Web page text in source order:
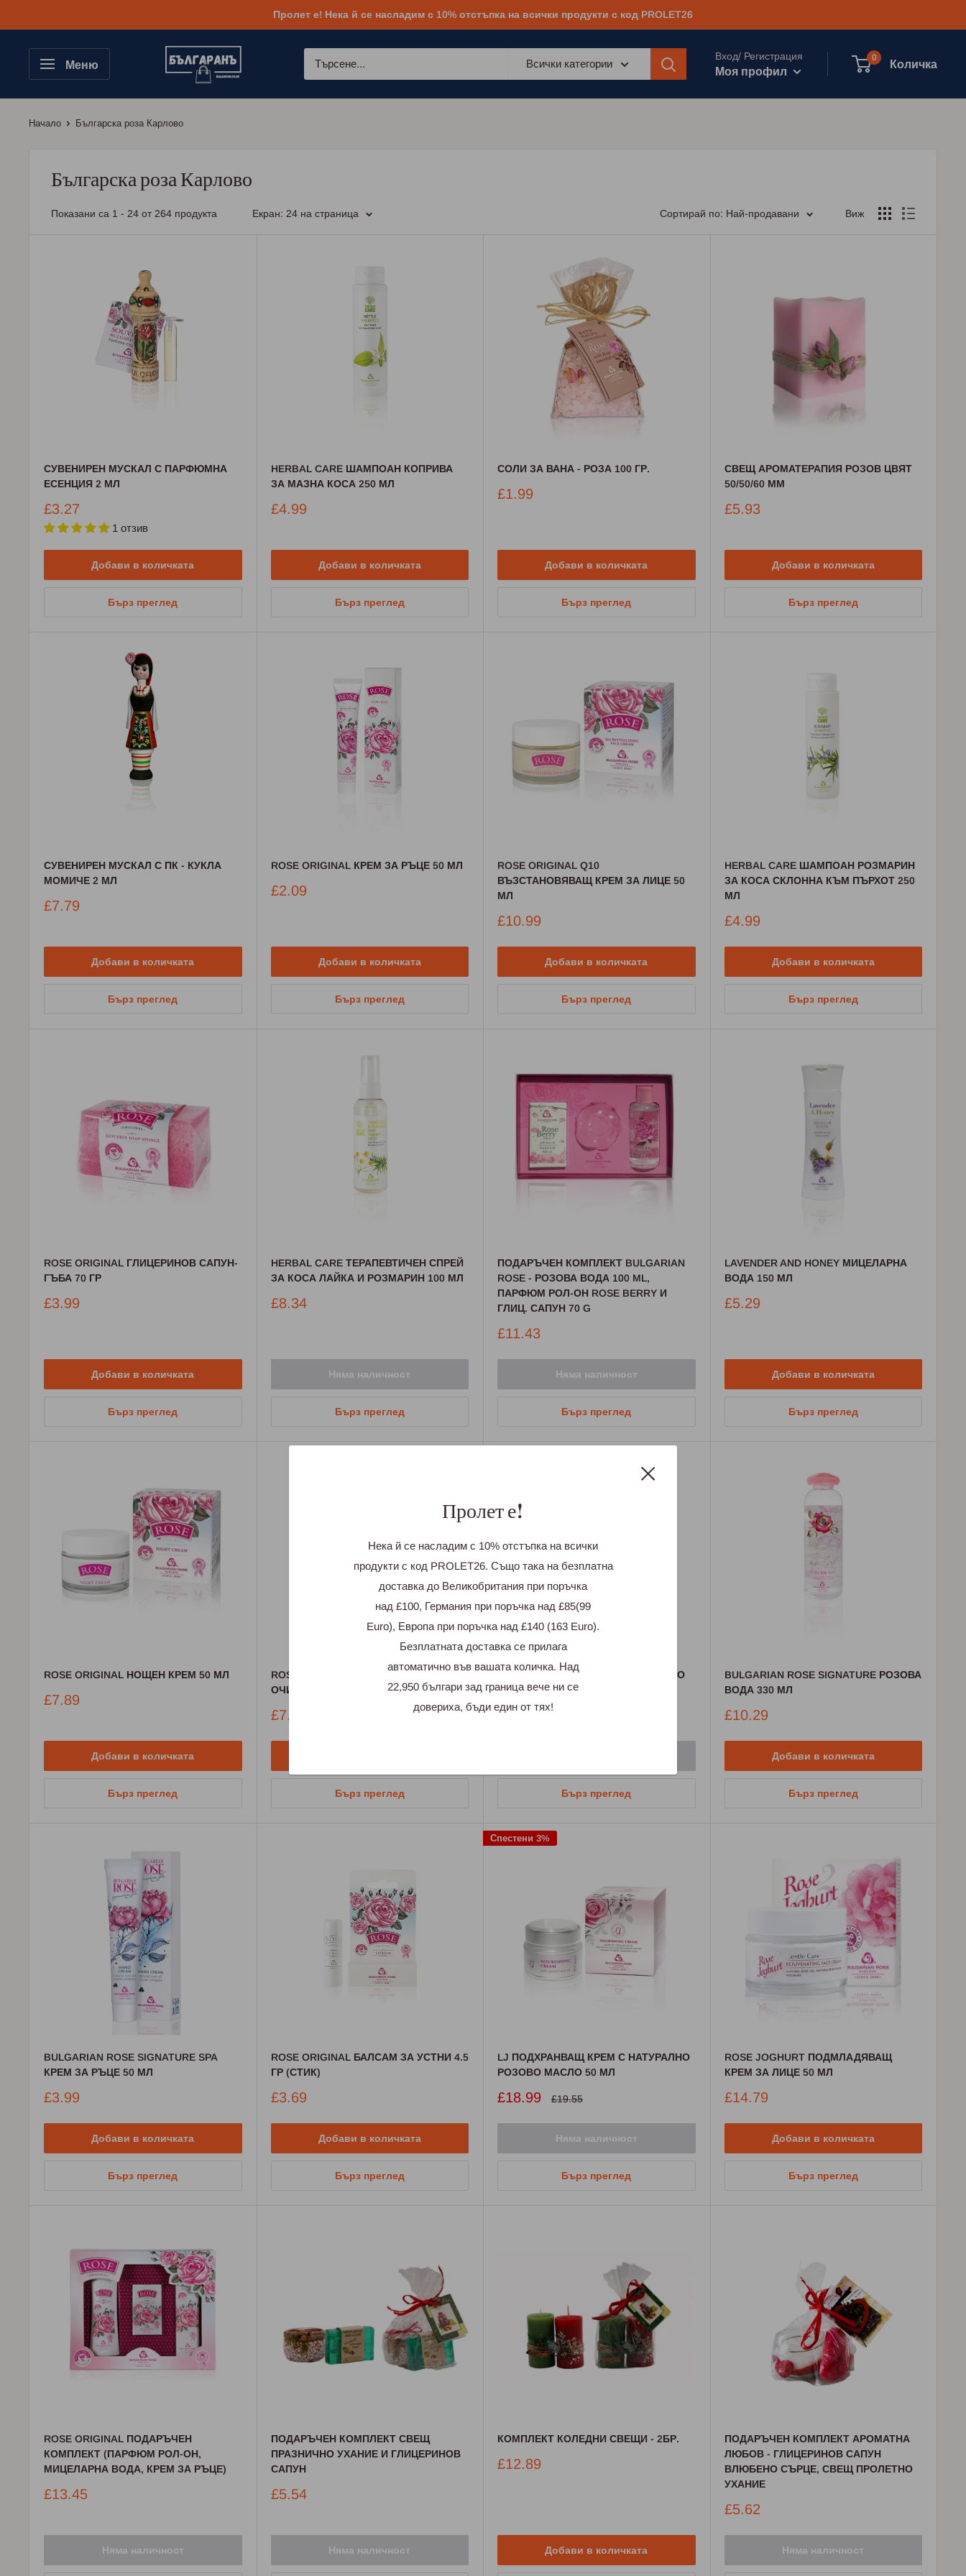
съдържанието
Пролет е! Нека й се насладим с 10% отстъпка на всички продукти с код PROLET26
Пролет е!
Нека й се насладим с 10% отстъпка на всички
продукти с код PROLET26. Също така на безплатна
доставка до Великобритания при поръчка
над £100, Германия при поръчка над £85(99
Euro), Европа при поръчка над £140 (163 Euro).
Безплатната доставка се прилага
автоматично във вашата количка. Над
22,950 българи зад граница вече ни се
довериха, бъди един от тях!
Меню Всички категории
Вход/ Регистрация
Моя профил
0
Количка
Начало Българска роза Карлово
Българска роза Карлово
Показани са 1 - 24 от 264 продукта Екран: 24 на страница Сортирай по: Най-продавани Виж
СУВЕНИРЕН МУСКАЛ С ПАРФЮМНА
ЕСЕНЦИЯ 2 МЛ
Промо
цена
£3.27
1 отзив
Добави в количката
Бърз преглед
HERBAL CARE ШАМПОАН КОПРИВА
ЗА МАЗНА КОСА 250 МЛ
Промо
£4.99
Добави в количката
Бърз преглед
СОЛИ ЗА ВАНА - РОЗА 100 ГР.
Промо
£1.99
Добави в количката
Бърз преглед
СВЕЩ АРОМАТЕРАПИЯ РОЗОВ ЦВЯТ
50/50/60 ММ
Промо
£5.93
Добави в количката
Бърз преглед
СУВЕНИРЕН МУСКАЛ С ПК - КУКЛА
МОМИЧЕ 2 МЛ
Промо
£7.79
Добави в количката
Бърз преглед
ROSE ORIGINAL КРЕМ ЗА РЪЦЕ 50 МЛ
Промо
£2.09
Добави в количката
Бърз преглед
ROSE ORIGINAL Q10
ВЪЗСТАНОВЯВАЩ КРЕМ ЗА ЛИЦЕ 50
МЛ
Промо
£10.99
Добави в количката
Бърз преглед
HERBAL CARE ШАМПОАН РОЗМАРИН
ЗА КОСА СКЛОННА КЪМ ПЪРХОТ 250
МЛ
Промо
£4.99
Добави в количката
Бърз преглед
ROSE ORIGINAL ГЛИЦЕРИНОВ САПУН-
ГЪБА 70 ГР
Промо
£3.99
Добави в количката
Бърз преглед
HERBAL CARE ТЕРАПЕВТИЧЕН СПРЕЙ
ЗА КОСА ЛАЙКА И РОЗМАРИН 100 МЛ
Промо
£8.34
Няма наличност
Бърз преглед
ПОДАРЪЧЕН КОМПЛЕКТ BULGARIAN
ROSE - РОЗОВА ВОДА 100 ML,
ПАРФЮМ РОЛ-ОН ROSE BERRY И
ГЛИЦ. САПУН 70 G
Промо
£11.43
Няма наличност
Бърз преглед
LAVENDER AND HONEY МИЦЕЛАРНА
ВОДА 150 МЛ
Промо
£5.29
Добави в количката
Бърз преглед
ROSE ORIGINAL НОЩЕН КРЕМ 50 МЛ
Промо
£7.89
Добави в количката
Бърз преглед
ROSE ORIGINAL Q10 КРЕМ ЗА ОКОЛО
ОЧИ 15 МЛ
Промо
£7.89
Бърз преглед
ROSE BERRY NATURE СЕРУМ ОКОЛО
ОЧИ 30 МЛ
Промо
£10.97
Бърз преглед
BULGARIAN ROSE SIGNATURE РОЗОВА
ВОДА 330 МЛ
Промо
£10.29
Добави в количката
Бърз преглед
BULGARIAN ROSE SIGNATURE SPA
КРЕМ ЗА РЪЦЕ 50 МЛ
Промо
£3.99
Добави в количката
Бърз преглед
ROSE ORIGINAL БАЛСАМ ЗА УСТНИ 4.5
ГР (СТИК)
Промо
£3.69
Добави в количката
Бърз преглед
Спестени 3%
LJ ПОДХРАНВАЩ КРЕМ С НАТУРАЛНО
РОЗОВО МАСЛО 50 МЛ
Промо
£18.99
Стандартна
£19.55
Няма наличност
Бърз преглед
ROSE JOGHURT ПОДМЛАДЯВАЩ
КРЕМ ЗА ЛИЦЕ 50 МЛ
Промо
£14.79
Добави в количката
Бърз преглед
ROSE ORIGINAL ПОДАРЪЧЕН
КОМПЛЕКТ (ПАРФЮМ РОЛ-ОН,
МИЦЕЛАРНА ВОДА, КРЕМ ЗА РЪЦЕ)
Промо
£13.45
Няма наличност
ПОДАРЪЧЕН КОМПЛЕКТ СВЕЩ
ПРАЗНИЧНО УХАНИЕ И ГЛИЦЕРИНОВ
САПУН
Промо
£5.54
Няма наличност
КОМПЛЕКТ КОЛЕДНИ СВЕЩИ - 2БР.
Промо
£12.89
Добави в количката
ПОДАРЪЧЕН КОМПЛЕКТ АРОМАТНА
ЛЮБОВ - ГЛИЦЕРИНОВ САПУН
ВЛЮБЕНО СЪРЦЕ, СВЕЩ ПРОЛЕТНО
УХАНИЕ
Промо
£5.62
Няма наличност